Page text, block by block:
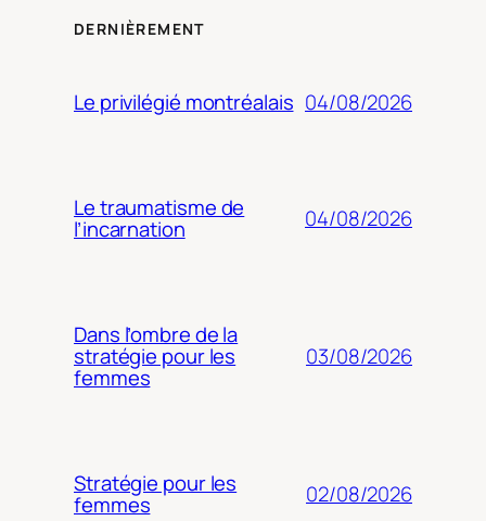
DERNIÈREMENT
Le privilégié montréalais 04/08/2026
Le traumatisme de
l’incarnation 04/08/2026
Dans l’ombre de la
stratégie pour les
femmes
03/08/2026
Stratégie pour les
femmes 02/08/2026